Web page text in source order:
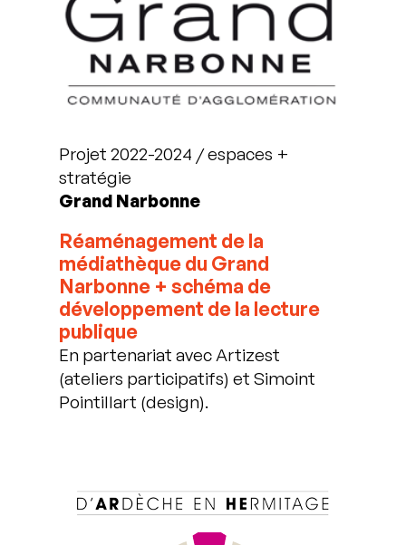
Projet 2022-2024 / espaces +
stratégie
Grand Narbonne
Réaménagement de la
médiathèque du Grand
Narbonne + schéma de
développement de la lecture
publique
En partenariat avec Artizest
(ateliers participatifs) et Simoint
Pointillart (design).